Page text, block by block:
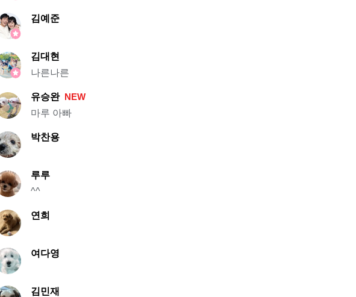
김예준
김대현
나른나른
유승완 NEW
마루 아빠
박찬용
루루
^^
연희
여다영
김민재